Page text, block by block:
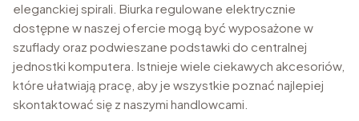
eleganckiej spirali. Biurka regulowane elektrycznie
dostępne w naszej ofercie mogą być wyposażone w
szuflady oraz podwieszane podstawki do centralnej
jednostki komputera. Istnieje wiele ciekawych akcesoriów,
które ułatwiają pracę, aby je wszystkie poznać najlepiej
skontaktować się z naszymi handlowcami.